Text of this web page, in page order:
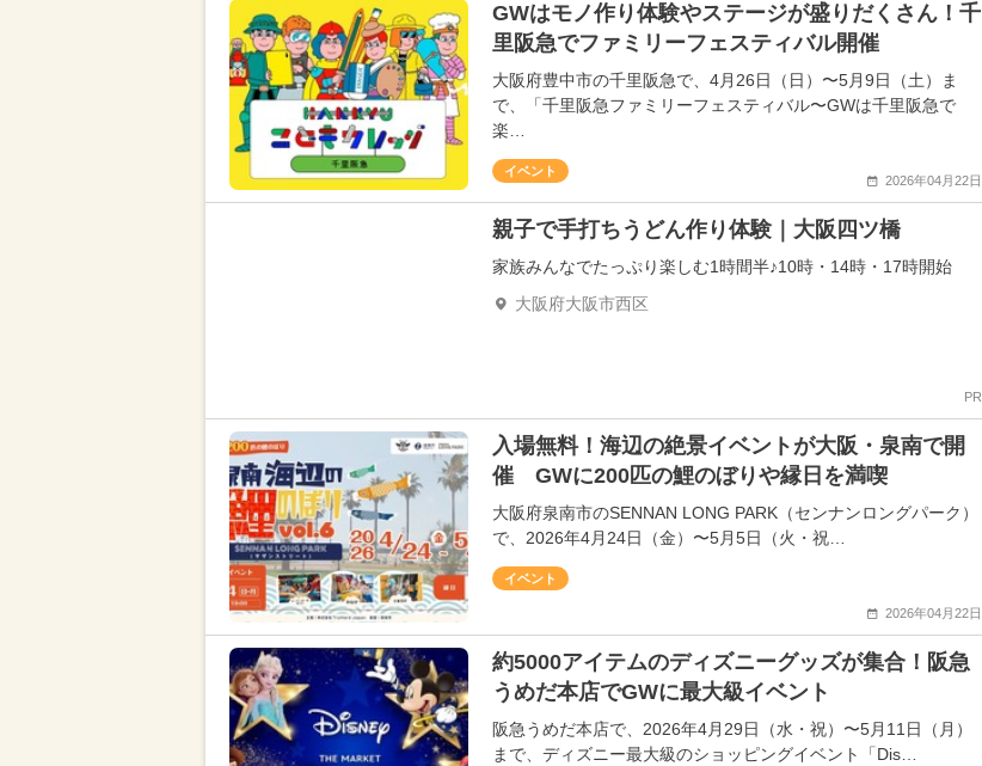
GWはモノ作り体験やステージが盛りだくさん！千
里阪急でファミリーフェスティバル開催
大阪府豊中市の千里阪急で、4月26日（日）〜5月9日（土）ま
で、「千里阪急ファミリーフェスティバル〜GWは千里阪急で
楽…
イベント
2026年04月22日
親子で手打ちうどん作り体験｜大阪四ツ橋
家族みんなでたっぷり楽しむ1時間半♪10時・14時・17時開始
大阪府大阪市西区
PR
入場無料！海辺の絶景イベントが大阪・泉南で開
催 GWに200匹の鯉のぼりや縁日を満喫
大阪府泉南市のSENNAN LONG PARK（センナンロングパーク）
で、2026年4月24日（金）〜5月5日（火・祝…
イベント
2026年04月22日
約5000アイテムのディズニーグッズが集合！阪急
うめだ本店でGWに最大級イベント
阪急うめだ本店で、2026年4月29日（水・祝）〜5月11日（月）
まで、ディズニー最大級のショッピングイベント「Dis…